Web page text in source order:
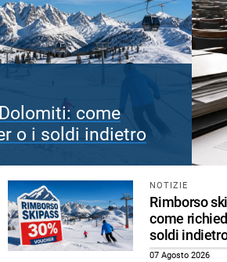
Commissione Covid: cosa
dell’audizione di Conte
NOTIZIE
Rimborso
come
soldi
07 Agosto 2026